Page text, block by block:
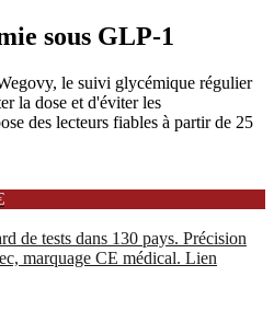
sous GLP-1
le suivi glycémique régulier
la dose et d'éviter les
des lecteurs fiables à partir de 25
de tests dans 130 pays. Précision
marquage CE médical. Lien